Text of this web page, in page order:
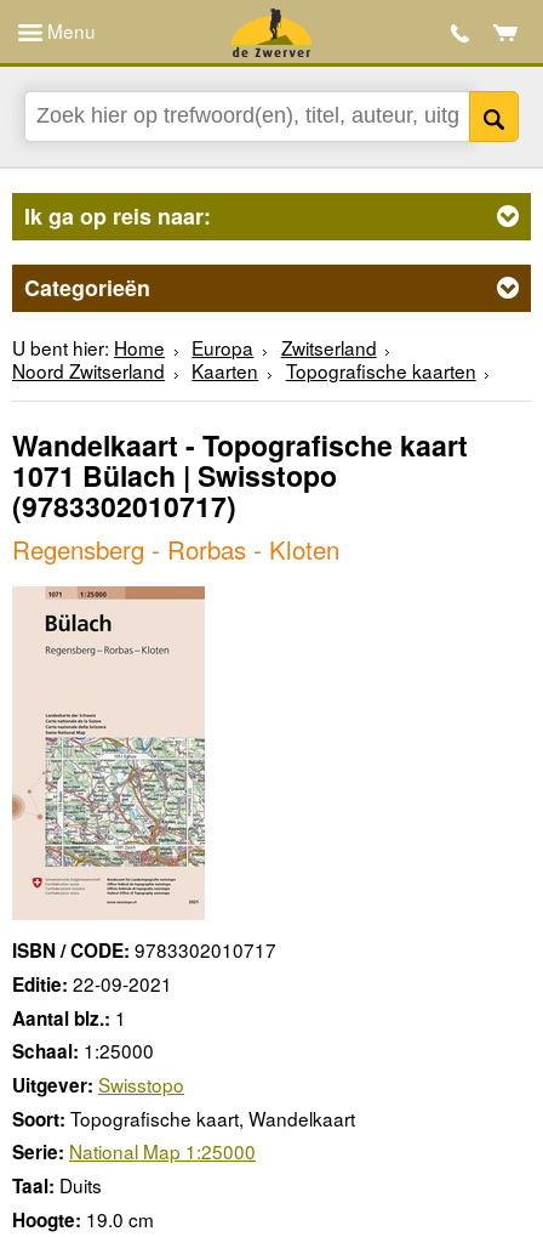
Menu
Ik ga op reis naar:
Categorieën
U bent hier: Home Europa
Zwitserland
Noord Zwitserland
Kaarten Topografische kaarten
Wandelkaart - Topografische kaart
1071 Bülach | Swisstopo
(9783302010717)
Regensberg - Rorbas - Kloten
ISBN / CODE: 9783302010717
Editie: 22-09-2021
Aantal blz.: 1
Schaal: 1:25000
Uitgever: Swisstopo
Soort: Topografische kaart, Wandelkaart
Serie: National Map 1:25000
Taal: Duits
Hoogte: 19.0 cm